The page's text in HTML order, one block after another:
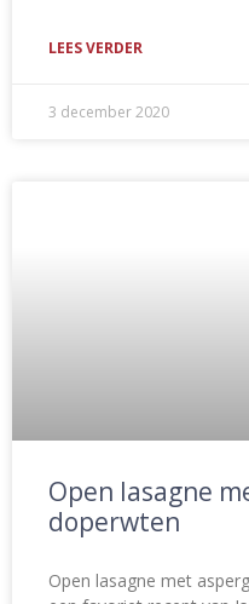
LEES VERDER
3 december 2020
Open lasagne
doperwten
Open lasagne met